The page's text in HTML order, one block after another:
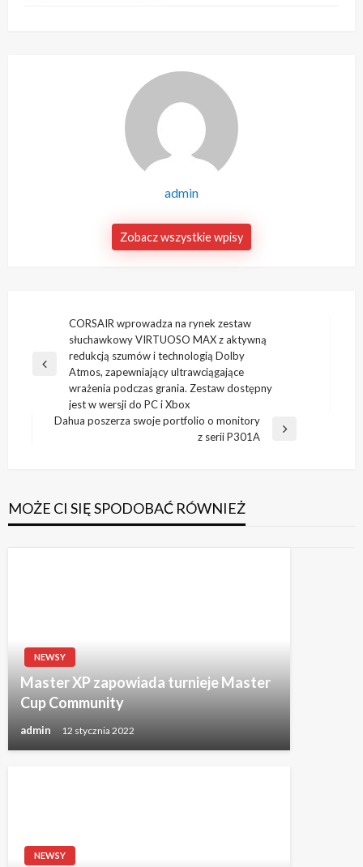
admin
Zobacz wszystkie wpisy
Nawigacja
wpisu
Poprzedni
CORSAIR wprowadza na rynek zestaw
słuchawkowy VIRTUOSO MAX z aktywną
redukcją szumów i technologią Dolby
Atmos, zapewniający ultrawciągające
wrażenia podczas grania. Zestaw dostępny
jest w wersji do PC i Xbox
Dahua poszerza swoje portfolio o monitory
z serii P301A
MOŻE CI SIĘ SPODOBAĆ RÓWNIEŻ
NEWSY
Master XP zapowiada turnieje Master
Cup Community
admin 12 stycznia 2022
NEWSY